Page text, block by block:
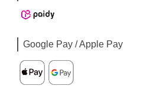
Google Pay / Apple Pay